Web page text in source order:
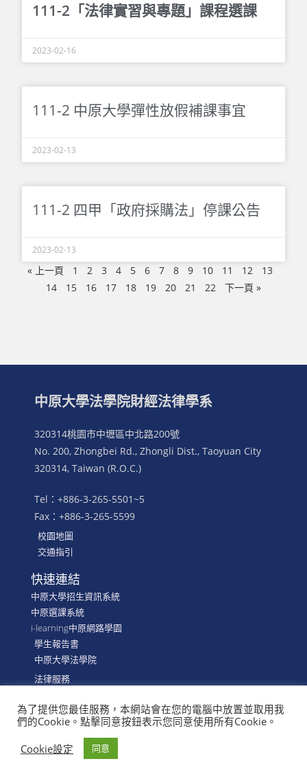
111-2「法律實習與專題」課程選課
2023-02-16
111-2 中原大學彈性放假補課事宜
2023-02-13
111-2 四甲「政府採購法」停課公告
2023-02-13
« 上一頁 1 2 3 4 5 6 7 8 9 10 11 12
13
14
15 16 17 18 19 20 21 22 下一頁 »
中原大學法學院財經法律學系
320314桃園市中壢區中北路200號
No. 200, Zhongbei Rd., Zhongli Dist., Taoyuan City
320314, Taiwan (R.O.C.)
Tel：+886-3-265-5501~5
Fax：+886-3-265-5599
校園地圖
交通指引
快速連結
中原大學招生資訊系統
中原選課系統
i-learning中原網路學園
學生報告書
中原大學法學院
法律服務
©CYCU, School of LAW, Department of Financial &
為了提供您最佳服務，本網站會在您的電腦中放置並取用我
們的Cookie。點擊同意按鈕表示您同意使用所有Cookie。
Cookie設定
同意